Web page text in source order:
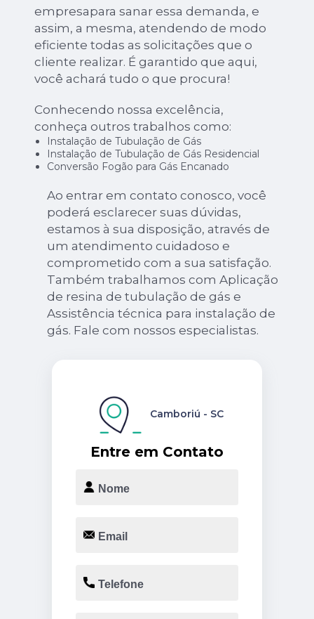
empresapara sanar essa demanda, e
assim, a mesma, atendendo de modo
eficiente todas as solicitações que o
cliente realizar. É garantido que aqui,
você achará tudo o que procura!
Conhecendo nossa excelência,
conheça outros trabalhos como:
Instalação de Tubulação de Gás
Instalação de Tubulação de Gás Residencial
Conversão Fogão para Gás Encanado
Ao entrar em contato conosco, você
poderá esclarecer suas dúvidas,
estamos à sua disposição, através de
um atendimento cuidadoso e
comprometido com a sua satisfação.
Também trabalhamos com Aplicação
de resina de tubulação de gás e
Assistência técnica para instalação de
gás. Fale com nossos especialistas.
Entre em Contato
Camboriú - SC